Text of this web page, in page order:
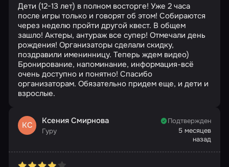
Дети (12-13 лет) в полном восторге! Уже 2 часа
после игры только и говорят об этом! Собираются
через неделю пройти другой квест. В общем
зашло! Актеры, антураж все супер! Отмечали день
рождения! Организаторы сделали скидку,
поздравили именинницу. Теперь ждем видео)
Бронирование, напоминание, информация-всё
очень доступно и понятно! Спасибо
организаторам. Обязательно придем еще, и дети и
взрослые.
КС Ксения Смирнова
Гуру
Подтвержден
5 месяцев
назад